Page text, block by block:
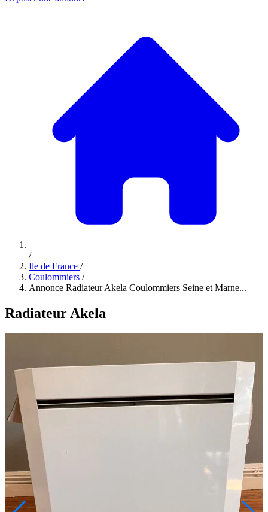
/
Ile de France /
Coulommiers /
Annonce Radiateur Akela Coulommiers Seine et Marne...
Radiateur Akela